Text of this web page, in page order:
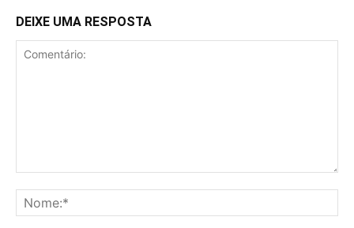
DEIXE UMA RESPOSTA